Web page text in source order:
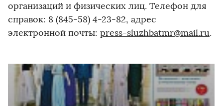
организаций и физических лиц. Телефон для
справок: 8 (845-58) 4-23-82, адрес
электронной почты: press-sluzhbatmr@mail.ru.